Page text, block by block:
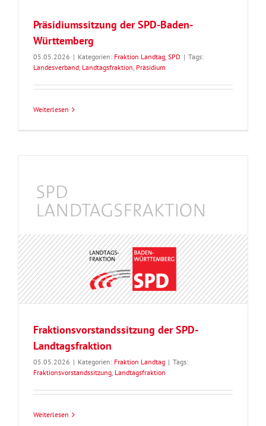
Präsidiumssitzung der SPD-Baden-
Württemberg
05.05.2026 | Kategorien: Fraktion Landtag, SPD | Tags:
Landesverband, Landtagsfraktion, Präsidium
Weiterlesen
Fraktionsvorstandssitzung der SPD-
Landtagsfraktion
05.05.2026 | Kategorien: Fraktion Landtag | Tags:
Fraktionsvorstandssitzung, Landtagsfraktion
Weiterlesen